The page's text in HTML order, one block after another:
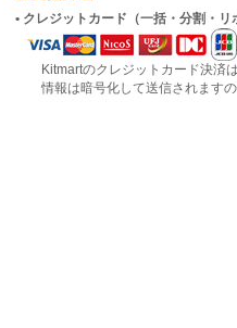
• クレジットカード（一括・分割・リ
Kitmartのクレジットカード決済は
情報は暗号化して送信されますの